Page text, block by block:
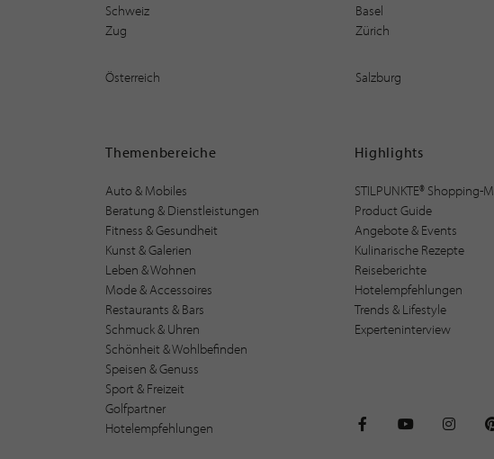
Schweiz Basel
Zug
Zürich
Österreich Salzburg
Themenbereiche
Auto & Mobiles
Beratung & Dienstleistungen
Fitness & Gesundheit
Kunst & Galerien
Leben & Wohnen
Mode & Accessoires
Restaurants & Bars
Schmuck & Uhren
Schönheit & Wohlbefinden
Speisen & Genuss
Sport & Freizeit
Golfpartner
Hotelempfehlungen
Highlights
STILPUNKTE® Shopping-
Product Guide
Angebote & Events
Kulinarische Rezepte
Reiseberichte
Hotelempfehlungen
Trends & Lifestyle
Experteninterview